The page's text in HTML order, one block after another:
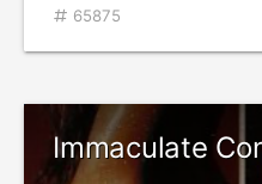
65875
Immaculate